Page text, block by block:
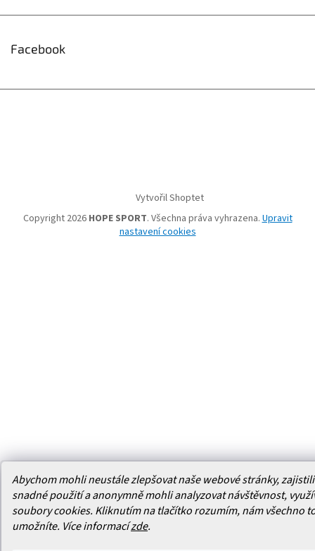
Abychom mohli neustále zlepšovat naše webové stránky,
snadné použití a anonymně mohli analyzovat návštěvnost,
soubory cookies. Kliknutím na tlačítko rozumím, nám všechno
umožníte. Více informacízde.
Facebook
Vytvořil Shoptet
Copyright 2026 HOPE SPORT. Všechna práva vyhrazena. Upravit
nastavení cookies